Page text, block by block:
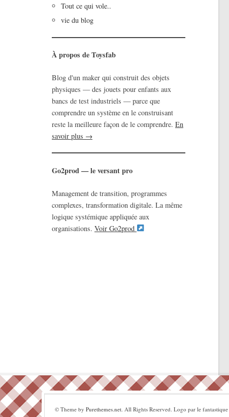
Tout ce qui vole..
vie du blog
À propos de Toysfab
Blog d'un maker qui construit des objets
physiques — des jouets pour enfants aux
bancs de test industriels — parce que
comprendre un système en le construisant
reste la meilleure façon de le comprendre. En
savoir plus →
Go2prod — le versant pro
Management de transition, programmes
complexes, transformation digitale. La même
logique systémique appliquée aux
organisations. Voir Go2prod
© Theme by Purethemes.net . All Rights Reserved. Logo par le fantastique